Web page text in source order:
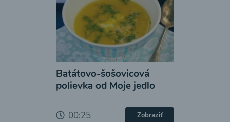
Batátovo-šošovicová
polievka od Moje jedlo
00:25 Zobraziť